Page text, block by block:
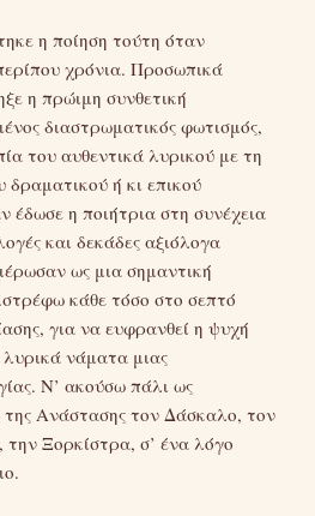
η ποίηση τούτη όταν
χρόνια. Προσωπικά
η πρώιμη συνθετική
διαστρωματικός φωτισμός,
του αυθεντικά λυρικού με τη
ή κι επικού
έδωσε η ποιήτρια στη συνέχεια
και δεκάδες αξιόλογα
ως μια σημαντική
κάθε τόσο στο σεπτό
για να ευφρανθεί η ψυχή
νάματα μιας
Ν’ ακούσω πάλι ως
της Ανάστασης τον Δάσκαλο, τον
την Ξορκίστρα, σ’ ένα λόγο